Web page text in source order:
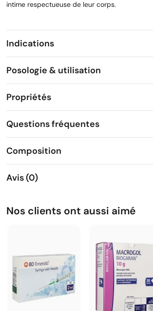
intime respectueuse de leur corps.
Indications
Posologie & utilisation
Propriétés
Questions fréquentes
Composition
Avis (0)
Nos clients ont aussi aimé